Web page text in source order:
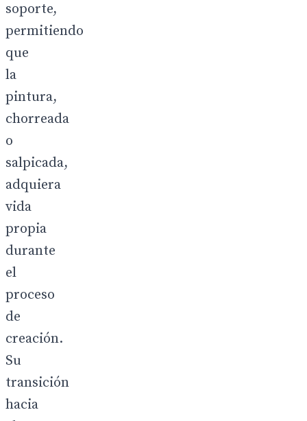
soporte,
permitiendo
que
la
pintura,
chorreada
o
salpicada,
adquiera
vida
propia
durante
el
proceso
de
creación.
Su
transición
hacia